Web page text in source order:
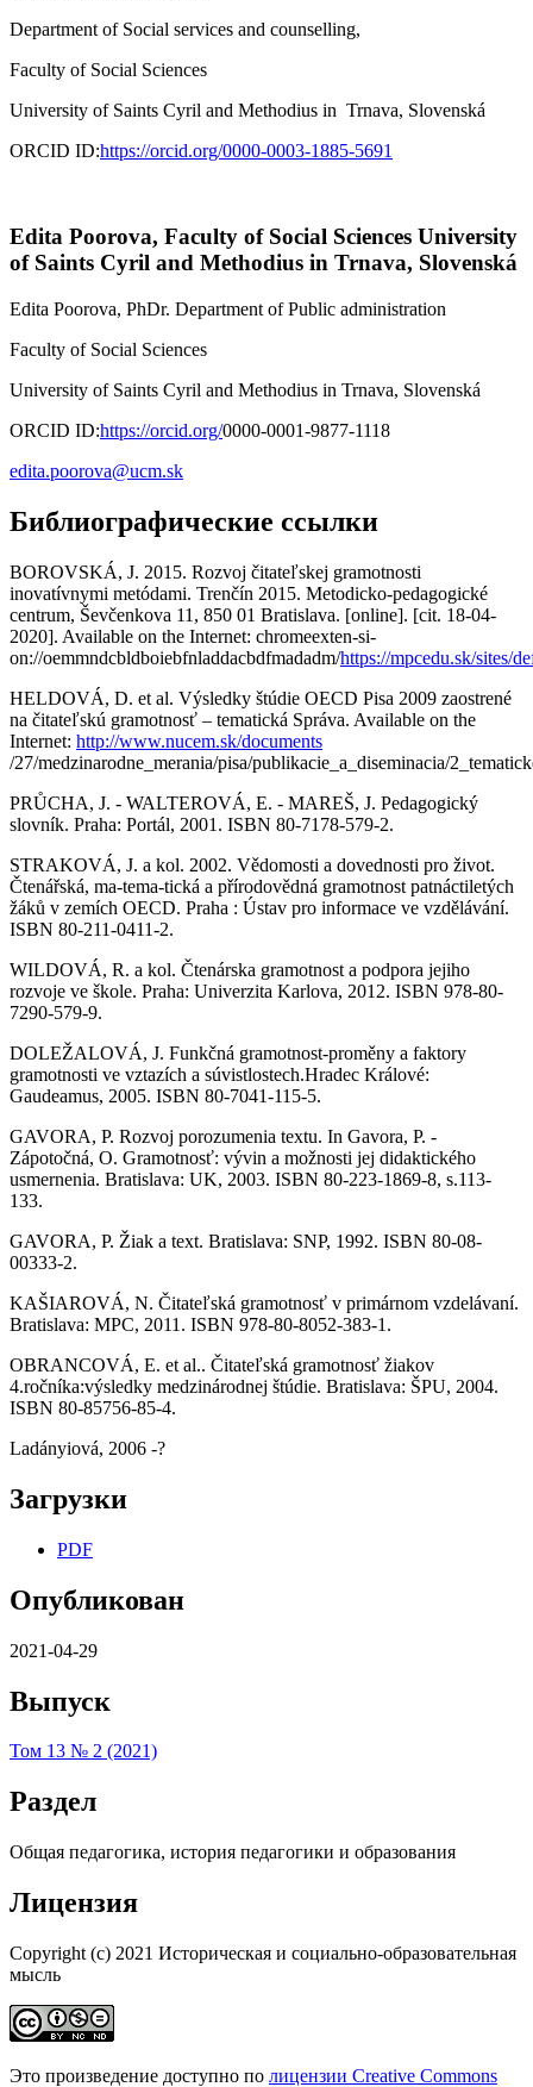
Department of Social services and counselling,
Faculty of Social Sciences
University of Saints Cyril and Methodius in Trnava, Slovenská
ORCID ID:https://orcid.org/0000-0003-1885-5691
Edita Poorova, Faculty of Social Sciences University
of Saints Cyril and Methodius in Trnava, Slovenská
Edita Poorova, PhDr. Department of Public administration
Faculty of Social Sciences
University of Saints Cyril and Methodius in Trnava, Slovenská
ORCID ID:https://orcid.org/0000-0001-9877-1118
edita.poorova@ucm.sk
Библиографические ссылки
BOROVSKÁ, J. 2015. Rozvoj čitateľskej gramotnosti
inovatívnymi metódami. Trenčín 2015. Metodicko-pedagogické
centrum, Ševčenkova 11, 850 01 Bratislava. [online]. [cit. 18-04-
2020]. Available on the Internet: chromeexten-si-
on://oemmndcbldboiebfnladdacbdfmadadm/https://mpcedu.sk/sites/
HELDOVÁ, D. et al. Výsledky štúdie OECD Pisa 2009 zaostrené
na čitateľskú gramotnosť – tematická Správa. Available on the
Internet: http://www.nucem.sk/documents
/27/medzinarodne_merania/pisa/publikacie_a_diseminacia/
PRŮCHA, J. - WALTEROVÁ, E. - MAREŠ, J. Pedagogický
slovník. Praha: Portál, 2001. ISBN 80-7178-579-2.
STRAKOVÁ, J. a kol. 2002. Vědomosti a dovednosti pro život.
Čtenářská, ma-tema-tická a přírodovědná gramotnost patnáctiletých
žáků v zemích OECD. Praha : Ústav pro informace ve vzdělávání.
ISBN 80-211-0411-2.
WILDOVÁ, R. a kol. Čtenárska gramotnost a podpora jejiho
rozvoje ve škole. Praha: Univerzita Karlova, 2012. ISBN 978-80-
7290-579-9.
DOLEŽALOVÁ, J. Funkčná gramotnost-proměny a faktory
gramotnosti ve vztazích a súvistlostech.Hradec Králové:
Gaudeamus, 2005. ISBN 80-7041-115-5.
GAVORA, P. Rozvoj porozumenia textu. In Gavora, P. -
Zápotočná, O. Gramotnosť: vývin a možnosti jej didaktického
usmernenia. Bratislava: UK, 2003. ISBN 80-223-1869-8, s.113-
133.
GAVORA, P. Žiak a text. Bratislava: SNP, 1992. ISBN 80-08-
00333-2.
KAŠIAROVÁ, N. Čitateľská gramotnosť v primárnom vzdelávaní.
Bratislava: MPC, 2011. ISBN 978-80-8052-383-1.
OBRANCOVÁ, E. et al.. Čitateľská gramotnosť žiakov
4.ročníka:výsledky medzinárodnej štúdie. Bratislava: ŠPU, 2004.
ISBN 80-85756-85-4.
Ladányiová, 2006 -?
Загрузки
PDF
Опубликован
2021-04-29
Выпуск
Том 13 № 2 (2021)
Раздел
Общая педагогика, история педагогики и образования
Лицензия
Copyright (c) 2021 Историческая и социально-образовательная
мысль
Это произведение доступно по лицензии Creative Commons